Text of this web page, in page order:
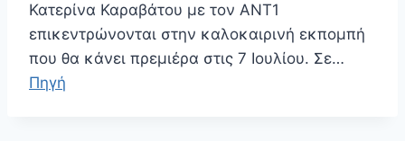
Κατερίνα Καραβάτου με τον ΑΝΤ1
επικεντρώνονται στην καλοκαιρινή εκπομπή
που θα κάνει πρεμιέρα στις 7 Ιουλίου. Σε…
Πηγή